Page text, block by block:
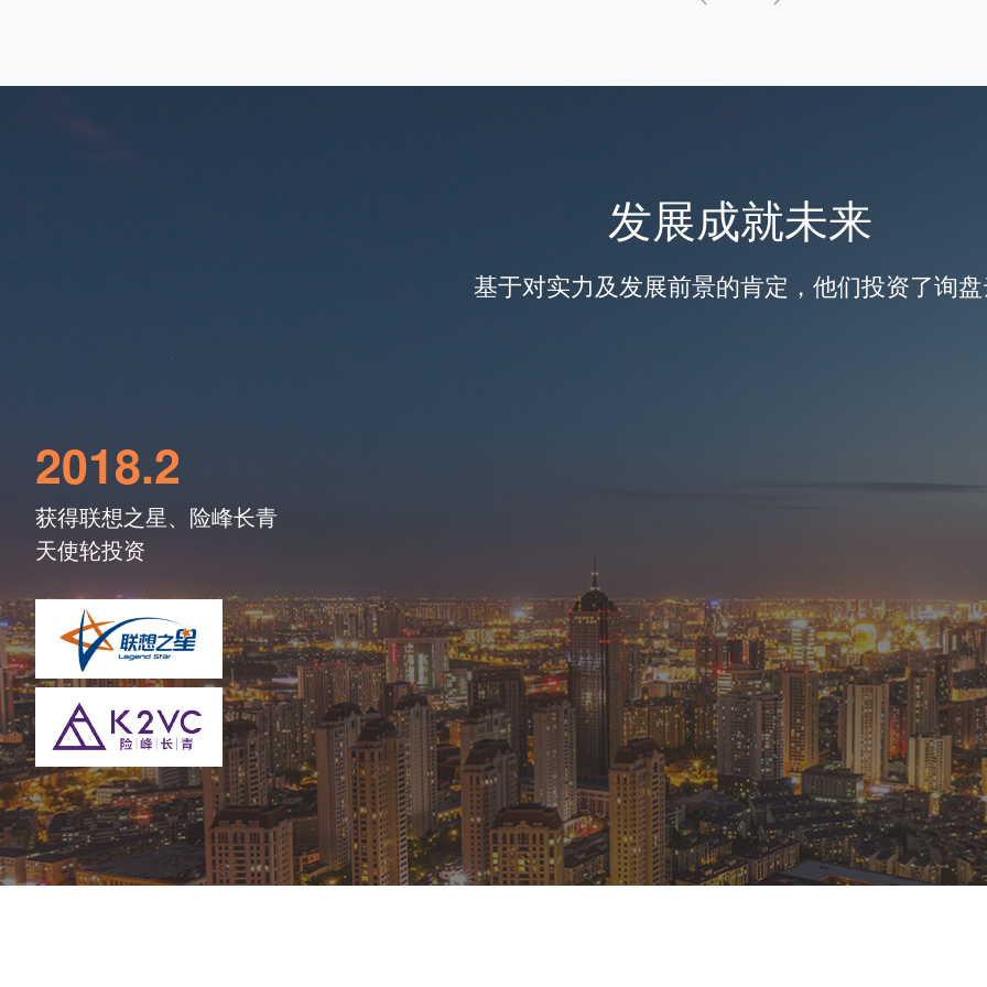
发展成就未来
基于对实力及发展前景的肯定，他们投资了询
2018.2
获得联想之星、险峰长青
天使轮投资